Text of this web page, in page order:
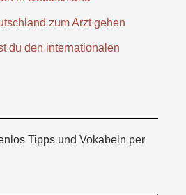
zum Arzt gehen
du den internationalen
Tipps und Vokabeln per